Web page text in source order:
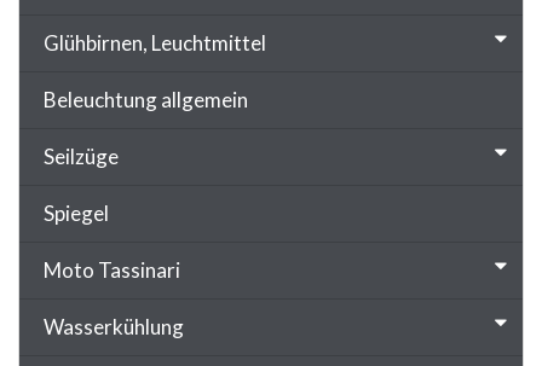
Glühbirnen, Leuchtmittel
Beleuchtung allgemein
Seilzüge
Spiegel
Moto Tassinari
Wasserkühlung